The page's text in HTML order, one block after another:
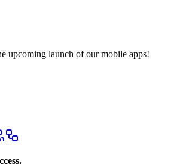
upcoming launch of our mobile apps!